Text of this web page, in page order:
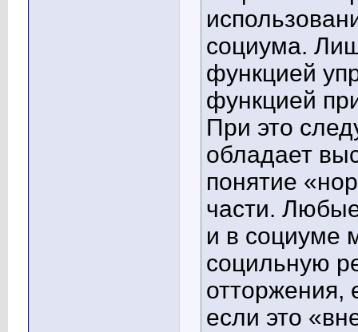
социума.
функцией
функцией
При это
обладает
понятие
части.
и в социуме
социльную
отторжения,
если это